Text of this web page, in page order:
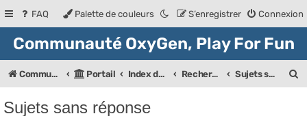
FAQ Connexion
S’enregistrer
Palette de couleurs
Communauté OxyGen, Play For Fun
Communauté OXyGeN Portail Index des forums Rechercher Sujets sans réponse
Sujets sans réponse